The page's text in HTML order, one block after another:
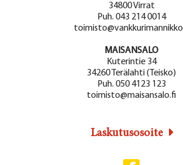
34800 Virrat
Puh. 043 214 0014
MAISANSALO
Kuterintie 34
34260 Terälahti (Teisko)
Puh. 050 4123 123
toimisto@maisansalo.fi
Laskutusosoite